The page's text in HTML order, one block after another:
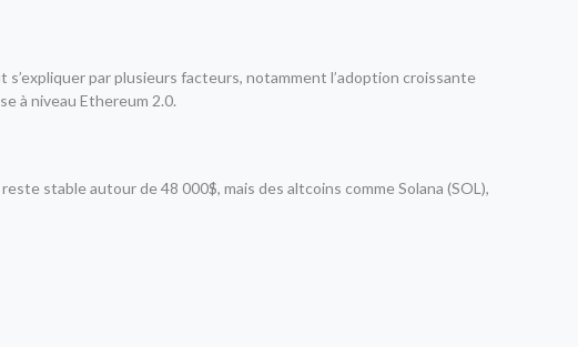
par plusieurs facteurs, notamment l’adoption croissante
à niveau Ethereum 2.0.
stable autour de 48 000$, mais des altcoins comme Solana (SOL),